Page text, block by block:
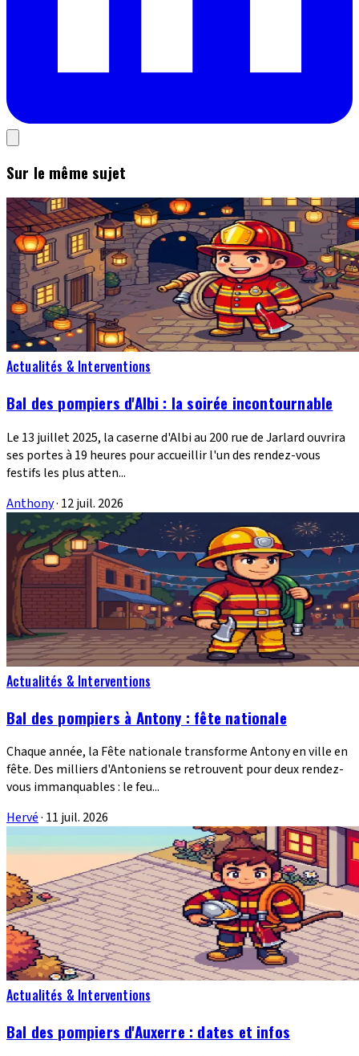
Sur le même sujet
Actualités & Interventions
Bal des pompiers d'Albi : la soirée incontournable
Le 13 juillet 2025, la caserne d'Albi au 200 rue de Jarlard ouvrira
ses portes à 19 heures pour accueillir l'un des rendez-vous
festifs les plus atten...
Anthony· 12 juil. 2026
Actualités & Interventions
Bal des pompiers à Antony : fête nationale
Chaque année, la Fête nationale transforme Antony en ville en
fête. Des milliers d'Antoniens se retrouvent pour deux rendez-
vous immanquables : le feu...
Hervé· 11 juil. 2026
Actualités & Interventions
Bal des pompiers d'Auxerre : dates et infos